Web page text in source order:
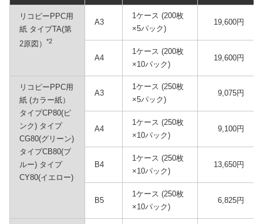
リコピーPPC用
紙 タイプTA(第
2原図）
*2
A3
1ケース (200枚
×5パック)
19,600円
A4
1ケース (200枚
×10パック)
19,600円
リコピーPPC用
紙 (カラー紙）
タイプCP80(ピ
ンク) タイプ
CG80(グリーン)
タイプCB80(ブ
ルー) タイプ
CY80(イエロー)
A3
1ケース (250枚
×5パック)
9,075円
A4
1ケース (250枚
×10パック)
9,100円
B4
1ケース (250枚
×10パック)
13,650円
B5
1ケース (250枚
×10パック)
6,825円